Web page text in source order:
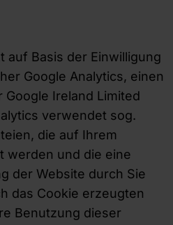
auf Basis der Einwilligung
Google Analytics, einen
Ireland Limited
verwendet sog.
die auf Ihrem
werden und die eine
der Website durch Sie
das Cookie erzeugten
Benutzung dieser